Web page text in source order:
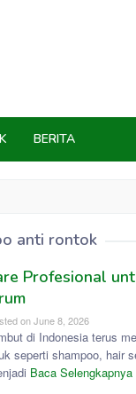
BERITA
anti rontok
Profesional
onJune 8, 2026
di Indonesia terus
seperti shampoo, hair
Baca Selengkapnya